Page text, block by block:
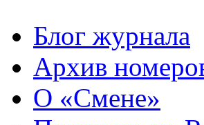
Блог журнала
Архив
О «Смене»